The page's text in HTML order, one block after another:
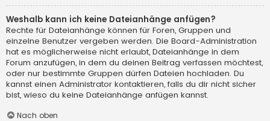
Weshalb kann ich keine Dateianhänge anfügen?
Rechte für Dateianhänge können für Foren, Gruppen und
einzelne Benutzer vergeben werden. Die Board-Administration
hat es möglicherweise nicht erlaubt, Dateianhänge in dem
Forum anzufügen, in dem du deinen Beitrag verfassen möchtest,
oder nur bestimmte Gruppen dürfen Dateien hochladen. Du
kannst einen Administrator kontaktieren, falls du dir nicht sicher
bist, wieso du keine Dateianhänge anfügen kannst.
Nach oben